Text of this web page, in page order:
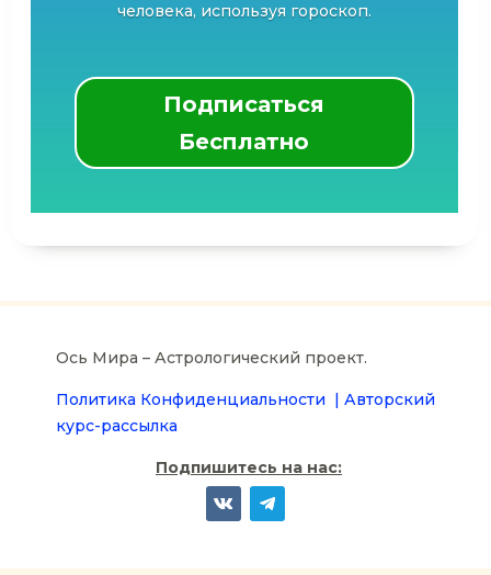
человека, используя гороскоп.
Подписаться
Бесплатно
Ось Мира – Астрологический проект.
Политика Конфиденциальности | Авторский
курс-рассылка
Подпишитесь на нас: